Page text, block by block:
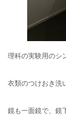
理科の実験用のシ
衣類のつけおき洗
鏡も一面鏡で、鏡